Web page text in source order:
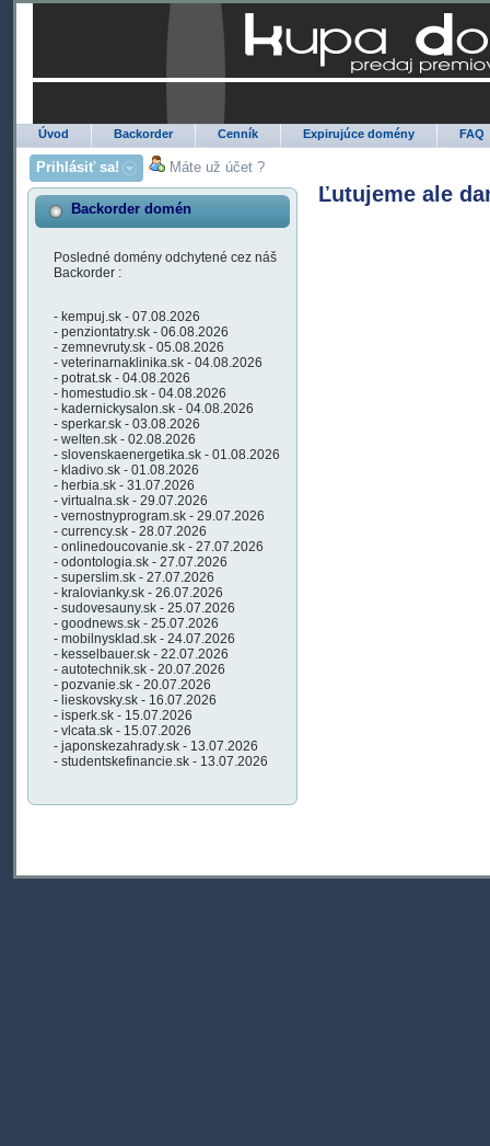
Úvod Backorder Cenník Expirujúce domény FAQ
Prihlásiť sa! Máte už účet ?
Backorder domén
Posledné domény odchytené cez náš
Backorder :
- kempuj.sk - 07.08.2026
- penziontatry.sk - 06.08.2026
- zemnevruty.sk - 05.08.2026
- veterinarnaklinika.sk - 04.08.2026
- potrat.sk - 04.08.2026
- homestudio.sk - 04.08.2026
- kadernickysalon.sk - 04.08.2026
- sperkar.sk - 03.08.2026
- welten.sk - 02.08.2026
- slovenskaenergetika.sk - 01.08.2026
- kladivo.sk - 01.08.2026
- herbia.sk - 31.07.2026
- virtualna.sk - 29.07.2026
- vernostnyprogram.sk - 29.07.2026
- currency.sk - 28.07.2026
- onlinedoucovanie.sk - 27.07.2026
- odontologia.sk - 27.07.2026
- superslim.sk - 27.07.2026
- kralovianky.sk - 26.07.2026
- sudovesauny.sk - 25.07.2026
- goodnews.sk - 25.07.2026
- mobilnysklad.sk - 24.07.2026
- kesselbauer.sk - 22.07.2026
- autotechnik.sk - 20.07.2026
- pozvanie.sk - 20.07.2026
- lieskovsky.sk - 16.07.2026
- isperk.sk - 15.07.2026
- vlcata.sk - 15.07.2026
- japonskezahrady.sk - 13.07.2026
- studentskefinancie.sk - 13.07.2026
Ľutujeme ale